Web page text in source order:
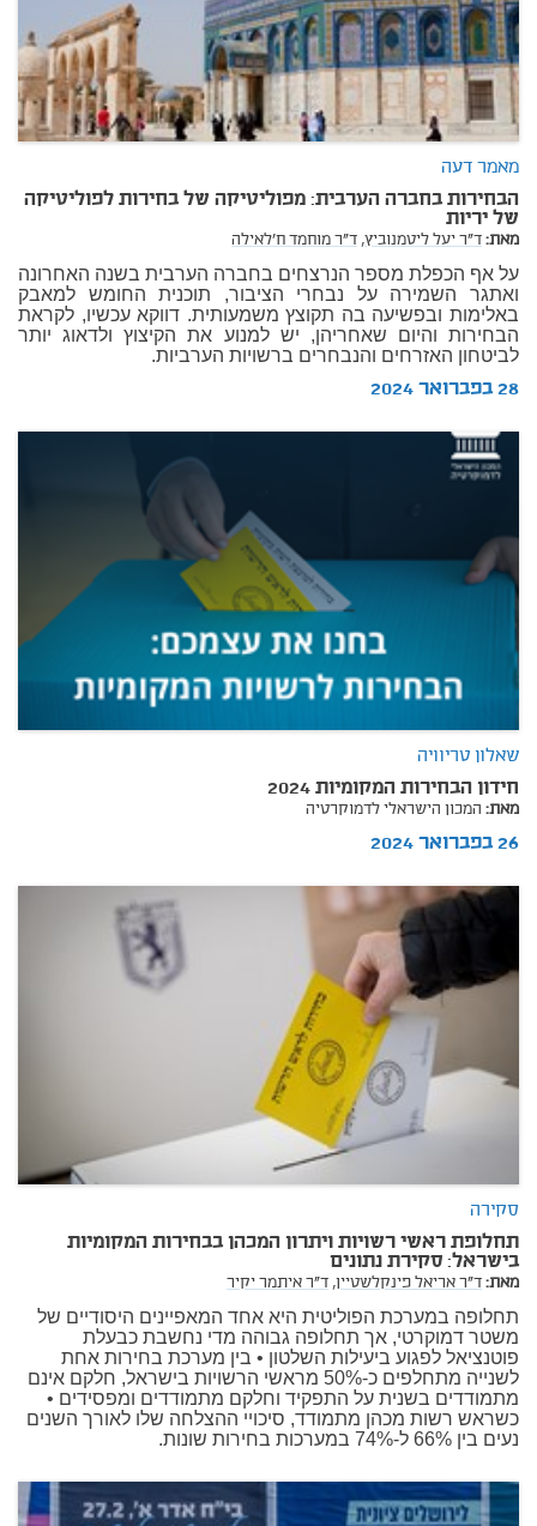
מאמר דעה
הבחירות בחברה הערבית: מפוליטיקה של בחירות לפוליטיקה
של יריות
מאת:ד"ר יעל ליטמנוביץ,ד"ר מוחמד ח'לאילה
על אף הכפלת מספר הנרצחים בחברה הערבית בשנה האחרונה
ואתגר השמירה על נבחרי הציבור, תוכנית החומש למאבק
באלימות ובפשיעה בה תקוצץ משמעותית. דווקא עכשיו, לקראת
הבחירות והיום שאחריהן, יש למנוע את הקיצוץ ולדאוג יותר
לביטחון האזרחים והנבחרים ברשויות הערביות.
28 בפברואר 2024
שאלון טריוויה
חידון הבחירות המקומיות 2024
מאת: המכון הישראלי לדמוקרטיה
26 בפברואר 2024
סקירה
תחלופת ראשי רשויות ויתרון המכהן בבחירות המקומיות
בישראל: סקירת נתונים
מאת:ד"ר אריאל פינקלשטיין, ד"ר איתמר יקיר
תחלופה במערכת הפוליטית היא אחד המאפיינים היסודיים של
משטר דמוקרטי, אך תחלופה גבוהה מדי נחשבת כבעלת
פוטנציאל לפגוע ביעילות השלטון • בין מערכת בחירות אחת
לשנייה מתחלפים כ-50% מראשי הרשויות בישראל, חלקם אינם
מתמודדים בשנית על התפקיד וחלקם מתמודדים ומפסידים •
כשראש רשות מכהן מתמודד, סיכויי ההצלחה שלו לאורך השנים
נעים בין 66% ל-74% במערכות בחירות שונות.